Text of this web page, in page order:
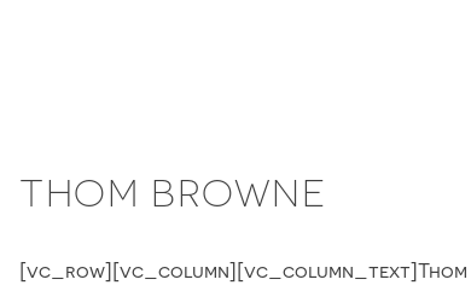
THOM BROWNE
[vc_row][vc_column][vc_column_text]Thom